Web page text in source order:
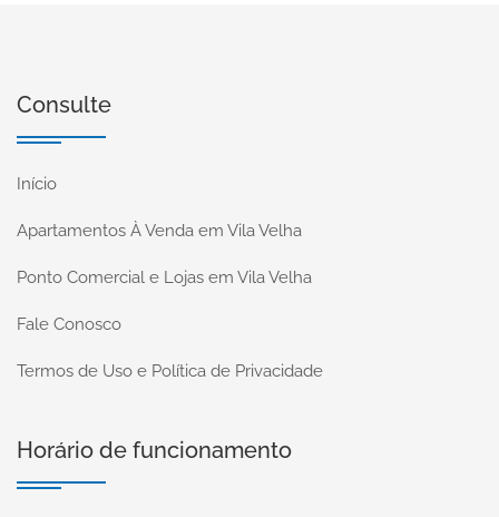
Consulte
Início
Apartamentos À Venda em Vila Velha
Ponto Comercial e Lojas em Vila Velha
Fale Conosco
Termos de Uso e Política de Privacidade
Horário de funcionamento